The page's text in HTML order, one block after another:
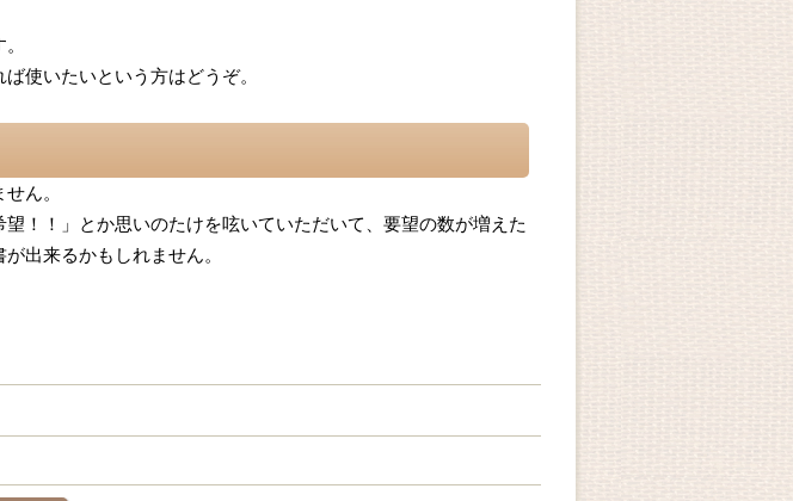
使いたいという方はどうぞ。
ん。
！！」とか思いのたけを呟いていただいて、要望の数が増えた
出来るかもしれません。